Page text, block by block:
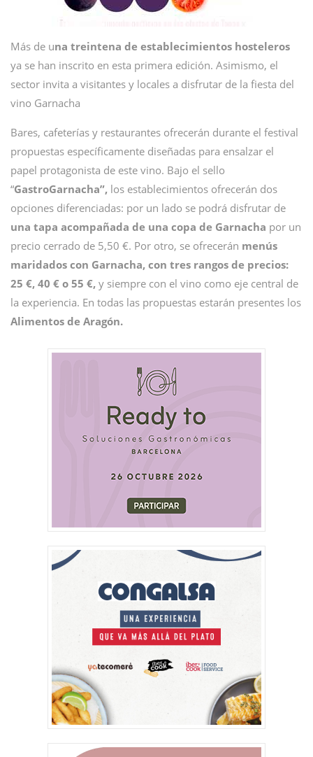
Más de una treintena de establecimientos hosteleros
ya se han inscrito en esta primera edición. Asimismo, el
sector invita a visitantes y locales a disfrutar de la fiesta del
vino Garnacha
Bares, cafeterías y restaurantes ofrecerán durante el festival
propuestas específicamente diseñadas para ensalzar el
papel protagonista de este vino. Bajo el sello
“GastroGarnacha”, los establecimientos ofrecerán dos
opciones diferenciadas: por un lado se podrá disfrutar de
una tapa acompañada de una copa de Garnacha por un
precio cerrado de 5,50 €. Por otro, se ofrecerán menús
maridados con Garnacha, con tres rangos de precios:
25 €, 40 € o 55 €, y siempre con el vino como eje central de
la experiencia. En todas las propuestas estarán presentes los
Alimentos de Aragón.